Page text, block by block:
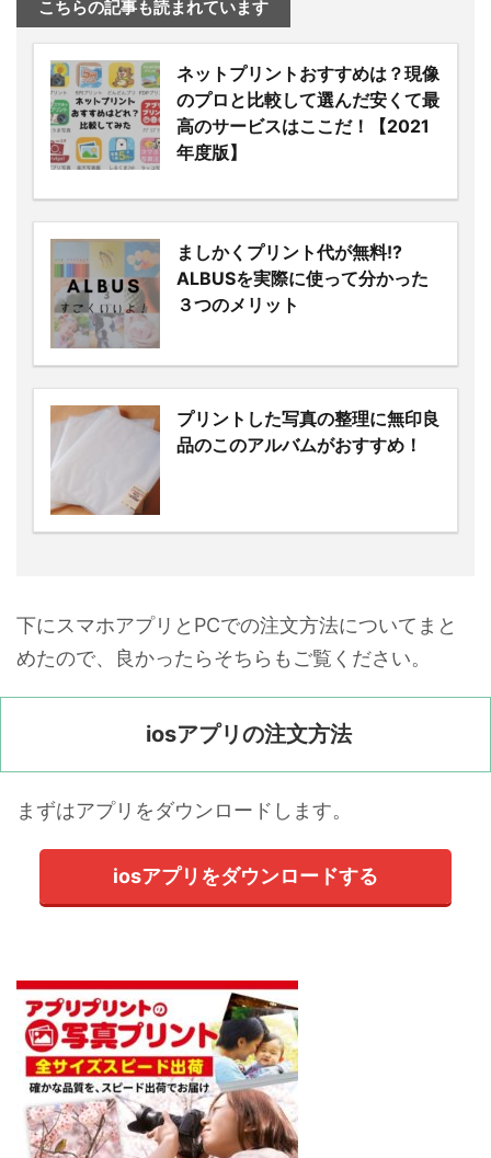
こちらの記事も読まれています
ネットプリントおすすめは？現像
のプロと比較して選んだ安くて最
高のサービスはここだ！【2021
年度版】
ましかくプリント代が無料!?
ALBUSを実際に使って分かった
３つのメリット
プリントした写真の整理に無印良
品のこのアルバムがおすすめ！
下にスマホアプリとPCでの注文方法についてまと
めたので、良かったらそちらもご覧ください。
iosアプリの注文方法
まずはアプリをダウンロードします。
iosアプリをダウンロードする